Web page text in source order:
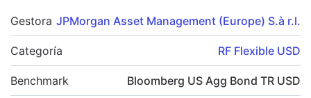
Gestora JPMorgan Asset Management (Europe) S.à r.l.
Categoría RF Flexible USD
Benchmark Bloomberg US Agg Bond TR USD